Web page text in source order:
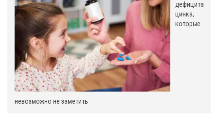
дефицита
цинка,
которые
невозможно не заметить